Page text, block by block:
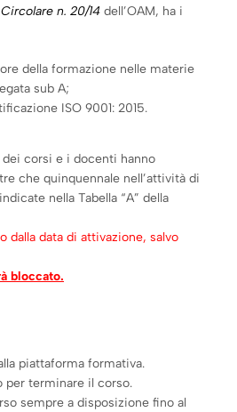
Circolare n. 20/14 dell’OAM, ha i
della formazione nelle materie
sub A;
ISO 9001: 2015.
corsi e i docenti hanno
che quinquennale nell’attività di
nella Tabella “A” della
dalla data di attivazione, salvo
bloccato.
piattaforma formativa.
per terminare il corso.
sempre a disposizione fino al